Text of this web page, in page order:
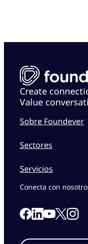
Create
Value
Sobre Foundever
Sectores
Servicios
Conecta con
Link to our
Link to our
Link to our
Link to
Link